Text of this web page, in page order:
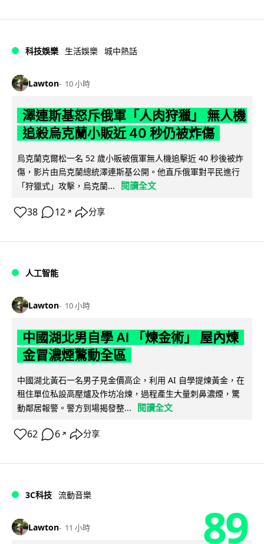
科技娛樂 生活娛樂 城中熱話
Lawton 10 小時
澤連斯基怒斥俄軍「人肉狩獵」 無人機
追殺烏克蘭小販近 40 秒仍被炸傷
烏克蘭克爾松一名 52 歲小販被俄軍無人機追擊近 40 秒後被炸
傷，影片由烏克蘭總統澤連斯基公開。他直斥俄軍對平民進行
「狩獵式」攻擊，烏克蘭...
閱讀全文
38 12 ↗ 分享
人工智能
Lawton 10 小時
中國湖北男自學 AI 「煉金術」 屋內煉
金冒濃煙驚動全區
中國湖北黃石一名男子見金價高企，利用 AI 自學提煉黃金，在
租住單位私設高壓爐及作坊冶煉，過程產生大量刺鼻濃煙，驚
動鄰居報警。警方到場揭發整...
閱讀全文
62 6 ↗ 分享
3C科技 流動音樂
Lawton 11 小時 89